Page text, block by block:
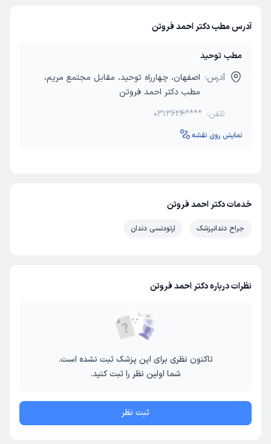
آدرس مطب دکتر احمد فروتن
مطب توحید
آدرس: اصفهان، چهارراه توحید، مقابل مجتمع مریم،
مطب دکتر احمد فروتن
تلفن: 0313624****
نمایش روی نقشه
خدمات دکتر احمد فروتن
جراح دندانپزشک ارتودنسی دندان
نظرات درباره دکتر احمد فروتن
تاکنون نظری برای این پزشک ثبت نشده است.
شما اولین نظر را ثبت کنید.
ثبت نظر